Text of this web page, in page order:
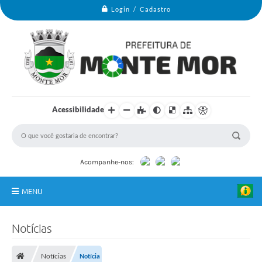
Login / Cadastro
Acessibilidade
Acompanhe-nos:
MENU
Notícias
Notícias Notícia